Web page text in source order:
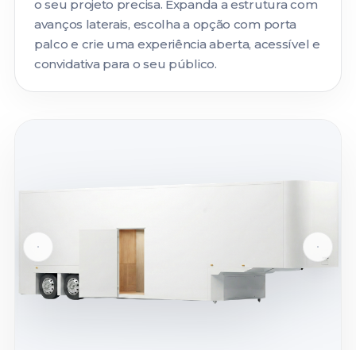
o seu projeto precisa. Expanda a estrutura com
avanços laterais, escolha a opção com porta
palco e crie uma experiência aberta, acessível e
convidativa para o seu público.